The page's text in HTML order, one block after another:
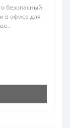
безопасный
в офисе для